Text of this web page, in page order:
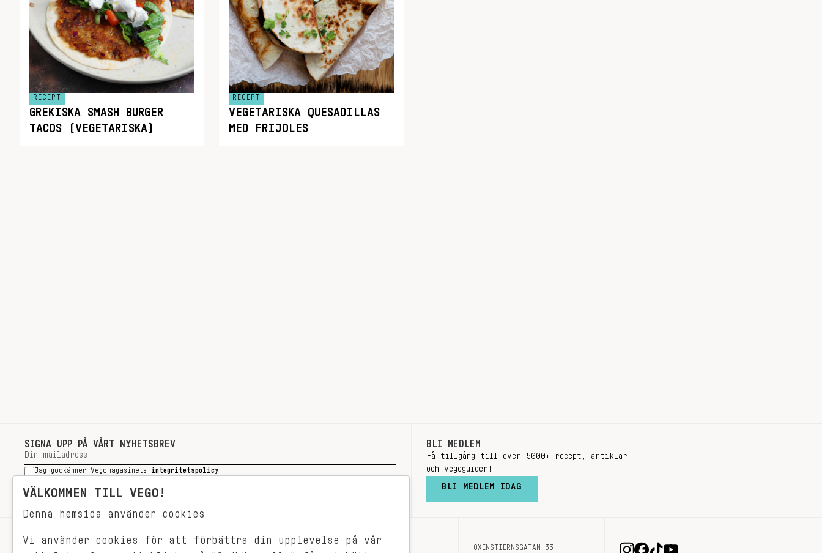
RECEPT
GREKISKA SMASH BURGER
TACOS (VEGETARISKA)
RECEPT
VEGETARISKA QUESADILLAS
MED FRIJOLES
SIGNA UPP PÅ VÅRT NYHETSBREV
Jag godkänner Vegomagasinets integritetspolicy
SIGNA UPP
BLI MEDLEM
Få tillgång till över 5000+ recept, artiklar
och vegoguider!
BLI MEDLEM IDAG
RECEPT OM OSS OXENSTIERNSGATAN 33
VÄLKOMMEN TILL VEGO!
Denna hemsida använder cookies
Vi använder cookies för att förbättra din upplevelse på vår